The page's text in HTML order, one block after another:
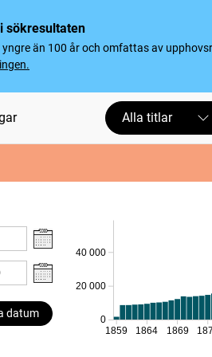
sökresultaten
än 100 år och omfattas av
Alla titlar
datum
0
20 000
40 000
1859 1864 1869